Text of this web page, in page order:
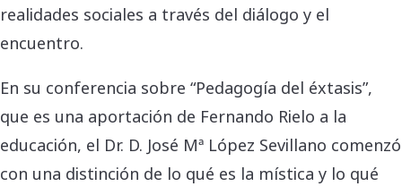
realidades sociales a través del diálogo y el
encuentro.
En su conferencia sobre “Pedagogía del éxtasis”,
que es una aportación de Fernando Rielo a la
educación, el Dr. D. José Mª López Sevillano comenzó
con una distinción de lo qué es la mística y lo qué